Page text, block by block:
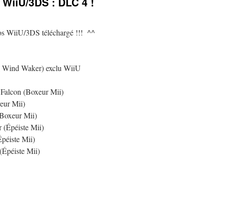
WiiU/3DS téléchargé !!! ^^
Wind Waker) exclu WiiU
(Boxeur Mii)
Mii)
Mii)
(Épéiste Mii)
Mii)
Mii)